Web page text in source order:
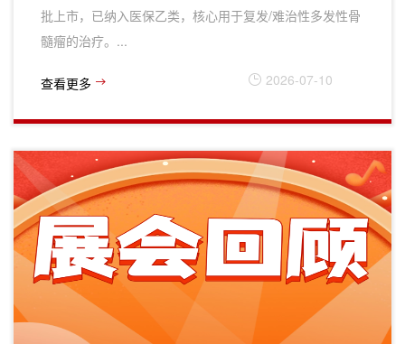
批上市，已纳入医保乙类，核心用于‌复发/难治性多发性骨
髓瘤‌的治疗。...
查看更多 2026-07-10